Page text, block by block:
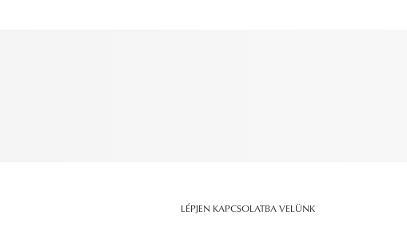
LÉPJEN KAPCSOLATBA VELÜNK